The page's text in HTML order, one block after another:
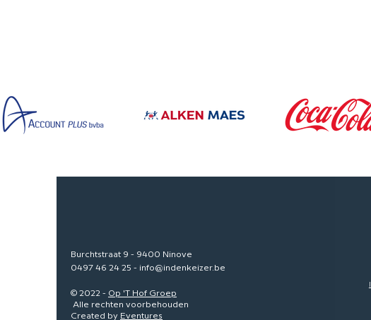
Burchtstraat 9 - 9400 Ninove
0497 46 24 25 - info@indenkeizer.be
© 2022 - Op 'T Hof Groep
Alle rechten voorbehouden
Created by Eventures